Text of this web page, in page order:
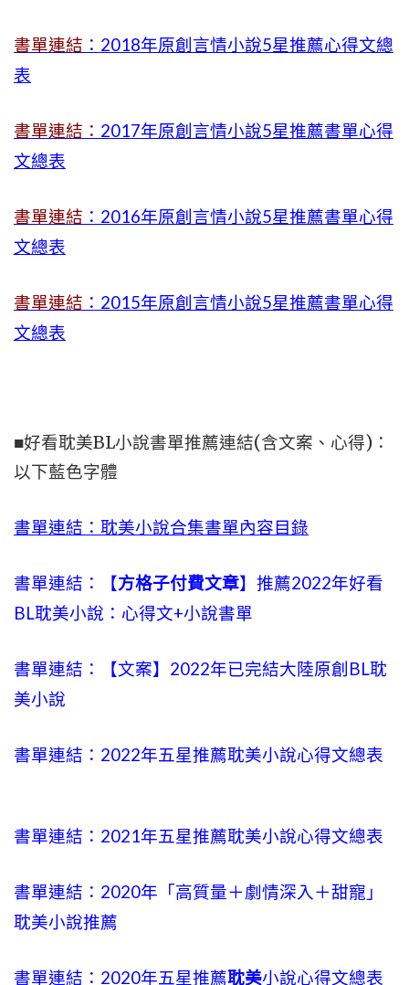
書單連結 ：2018年原創言情小說5星推薦心得文總
表
書單連結： 2017年原創言情小說5星推薦書單心得
文總表
書單連結 ：2016年原創言情小說5星推薦書單心得
文總表
書單連結 ：2015年原創言情小說5星推薦書單心得
文總表
■好看耽美BL小說書單推薦連結(含文案、心得)：
以下藍色字體
書單連結：耽美小說合集書單內容目錄
書單連結：【方格子付費文章】推薦2022年好看
BL耽美小說：心得文+小說書單
書單連結：【文案】2022年已完結大陸原創BL耽
美小說
書單連結：2022年五星推薦耽美小說心得文總表
書單連結：2021年五星推薦耽美小說心得文總表
書單連結：2020年「高質量＋劇情深入＋甜寵」
耽美小說推薦
書單連結：2020年五星推薦耽美小說心得文總表